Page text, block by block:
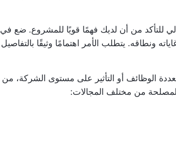
للتأكد من أن لديك فهمًا قويًا للمشروع. ضع في
ونطاقه. يتطلب الأمر اهتمامًا وثيقًا بالتفاصيل
الوظائف أو التأثير على مستوى الشركة، من
من مختلف المجالات: